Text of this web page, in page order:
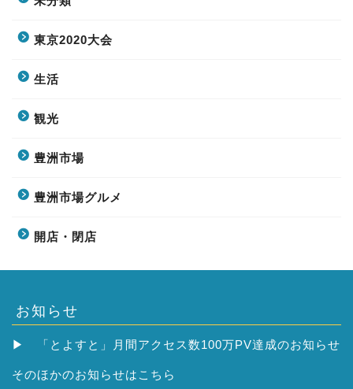
東京2020大会
生活
観光
豊洲市場
豊洲市場グルメ
開店・閉店
お知らせ
▶ 「とよすと」月間アクセス数100万PV達成のお知らせ
そのほかのお知らせはこちら